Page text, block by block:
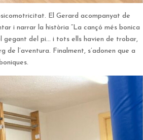
El Gerard acompanyat de
i narrar la història “La cançó més bonica
gegant del pi… i tots ells havien de trobar,
de l’aventura. Finalment, s’adonen que a